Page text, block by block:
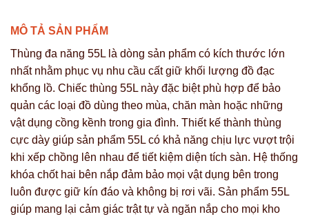
MÔ TẢ SẢN PHẨM
Thùng đa năng 55L là dòng sản phẩm có kích thước lớn
nhất nhằm phục vụ nhu cầu cất giữ khối lượng đồ đạc
khổng lồ. Chiếc thùng 55L này đặc biệt phù hợp để bảo
quản các loại đồ dùng theo mùa, chăn màn hoặc những
vật dụng cồng kềnh trong gia đình. Thiết kế thành thùng
cực dày giúp sản phẩm 55L có khả năng chịu lực vượt trội
khi xếp chồng lên nhau để tiết kiệm diện tích sàn. Hệ thống
khóa chốt hai bên nắp đảm bảo mọi vật dụng bên trong
luôn được giữ kín đáo và không bị rơi vãi. Sản phẩm 55L
giúp mang lại cảm giác trật tự và ngăn nắp cho mọi kho